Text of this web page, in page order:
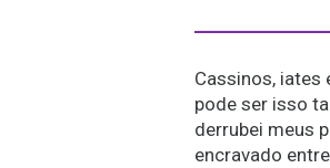
Cassinos, iates
pode ser isso
derrubei meus
encravado